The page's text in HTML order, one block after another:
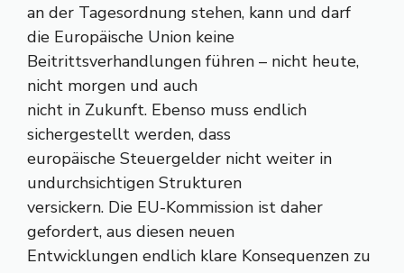
an der Tagesordnung stehen, kann und darf
die Europäische Union keine
Beitrittsverhandlungen führen – nicht heute,
nicht morgen und auch
nicht in Zukunft. Ebenso muss endlich
sichergestellt werden, dass
europäische Steuergelder nicht weiter in
undurchsichtigen Strukturen
versickern. Die EU-Kommission ist daher
gefordert, aus diesen neuen
Entwicklungen endlich klare Konsequenzen zu